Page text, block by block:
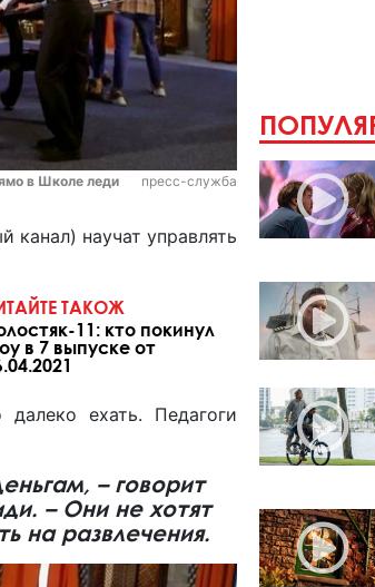
в Школе леди пресс-служба
канал) научат управлять
ТАКОЖ
11: кто покинул
в 7 выпуске от
ехать. Педагоги
– говорит
– Они не хотят
на развлечения.